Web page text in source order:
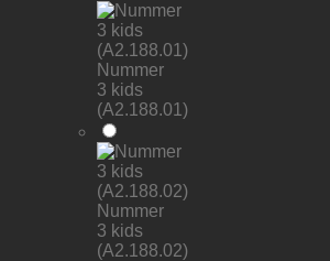
Nummer
3 kids
(A2.188.01)
Nummer
3 kids
(A2.188.02)